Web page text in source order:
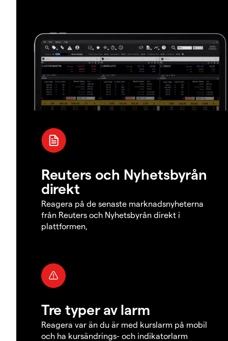
Reuters och Nyhetsbyrån
direkt
Reagera på de senaste marknadsnyheterna
från Reuters och Nyhetsbyrån direkt i
plattformen,
Tre typer av larm
Reagera var än du är med kurslarm på mobil
och ha kursändrings- och indikatorlarm